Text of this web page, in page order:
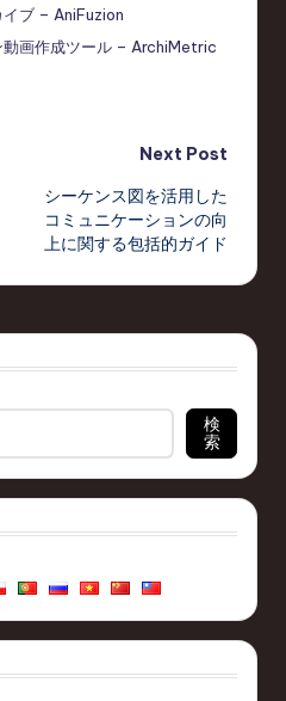
ブ – AniFuzion
動画作成ツール – ArchiMetric
Next Post
シーケンス図を活用した
コミュニケーションの向
上に関する包括的ガイド
検
索